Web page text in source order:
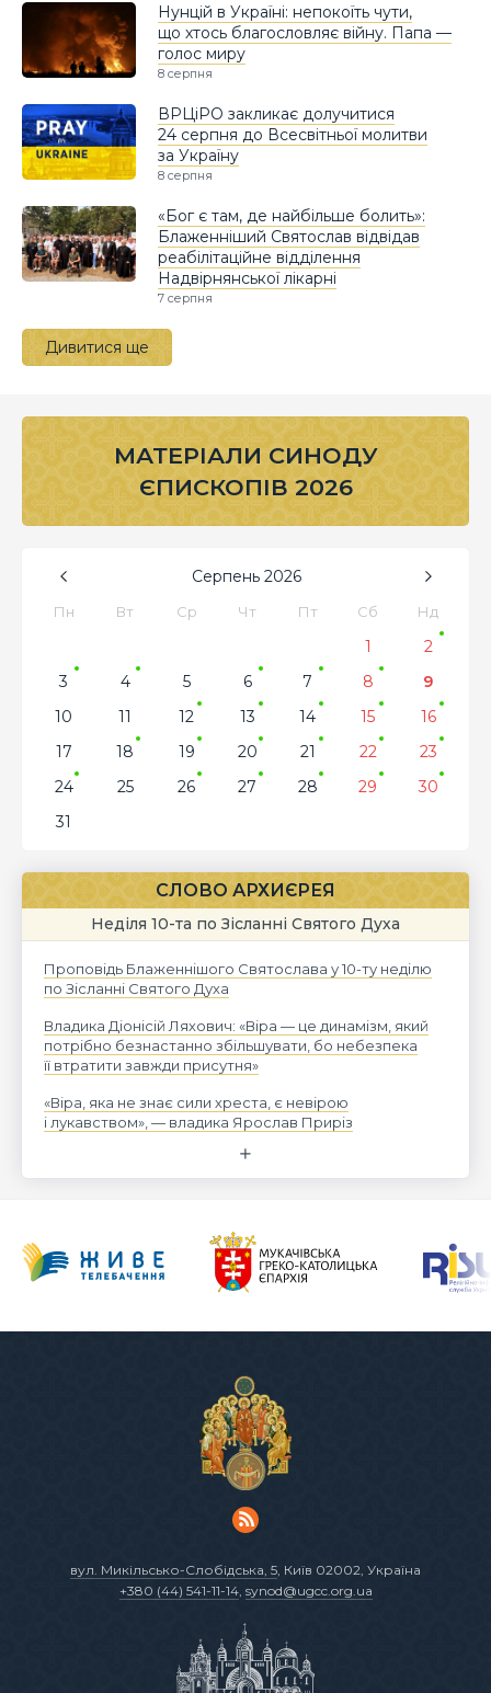
Нунцій в Україні: непокоїть чути,
що хтось благословляє війну. Папа —
голос миру
8 серпня
ВРЦіРО закликає долучитися
24 серпня до Всесвітньої молитви
за Україну
8 серпня
«Бог є там, де найбільше болить»:
Блаженніший Святослав відвідав
реабілітаційне відділення
Надвірнянської лікарні
7 серпня
Дивитися ще
МАТЕРІАЛИ СИНОДУ
ЄПИСКОПІВ 2026
Серпень 2026
Пн Вт Ср Чт Пт Сб Нд
1
2
3
4 5 6 7 8
9
10
11 12 13 14 15
16
17
18 19 20 21 22
23
24
25 26 27 28 29
30
31
СЛОВО АРХИЄРЕЯ
Неділя 10-та по Зісланні Святого Духа
Проповідь Блаженнішого Святослава у 10-ту неділю
по Зісланні Святого Духа
Владика Діонісій Ляхович: «Віра — це динамізм, який
потрібно безнастанно збільшувати, бо небезпека
її втратити завжди присутня»
«Віра, яка не знає сили хреста, є невірою
і лукавством», — владика Ярослав Приріз
вул. Микільсько-Слобідська, 5, Київ 02002, Україна
+380 (44) 541-11-14, synod@ugcc.org.ua